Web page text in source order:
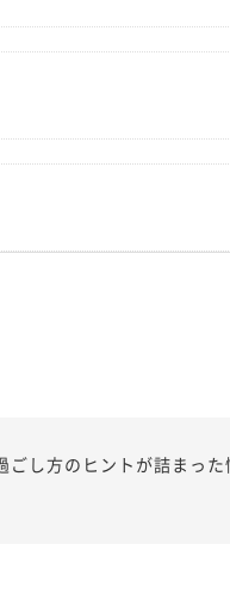
ごし方のヒントが詰まった